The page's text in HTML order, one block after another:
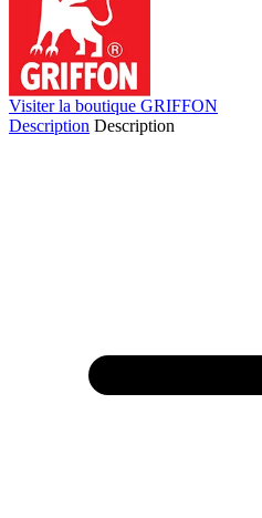
Visiter la boutique GRIFFON
Description Description